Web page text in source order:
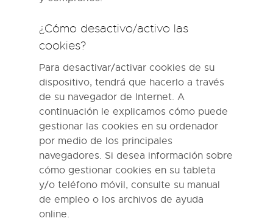
¿Cómo desactivo/activo las
cookies?
Para desactivar/activar cookies de su
dispositivo, tendrá que hacerlo a través
de su navegador de Internet. A
continuación le explicamos cómo puede
gestionar las cookies en su ordenador
por medio de los principales
navegadores. Si desea información sobre
cómo gestionar cookies en su tableta
y/o teléfono móvil, consulte su manual
de empleo o los archivos de ayuda
online.